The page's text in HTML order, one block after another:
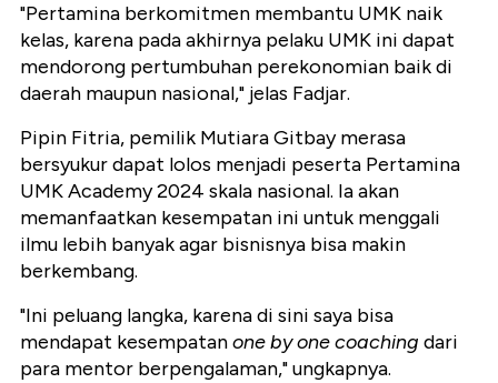
"Pertamina berkomitmen membantu UMK naik
kelas, karena pada akhirnya pelaku UMK ini dapat
mendorong pertumbuhan perekonomian baik di
daerah maupun nasional," jelas Fadjar.
Pipin Fitria, pemilik Mutiara Gitbay merasa
bersyukur dapat lolos menjadi peserta Pertamina
UMK Academy 2024 skala nasional. Ia akan
memanfaatkan kesempatan ini untuk menggali
ilmu lebih banyak agar bisnisnya bisa makin
berkembang.
"Ini peluang langka, karena di sini saya bisa
mendapat kesempatanone by one coaching dari
para mentor berpengalaman," ungkapnya.